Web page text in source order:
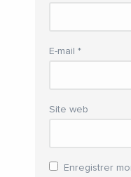
E-mail *
Site web
Enregistrer